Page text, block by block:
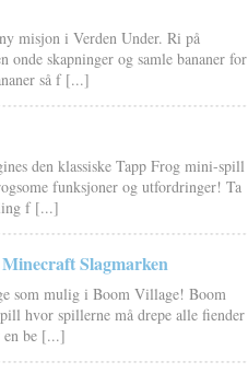
misjon i Verden Under. Ri på
onde skapninger og samle bananer for
så f [...]
den klassiske Tapp Frog mini-spill
funksjoner og utfordringer! Ta
f [...]
Slagmarken
som mulig i Boom Village! Boom
hvor spillerne må drepe alle fiender
en be [...]